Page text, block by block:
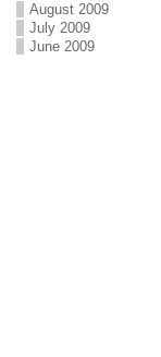
August 2009
July 2009
June 2009